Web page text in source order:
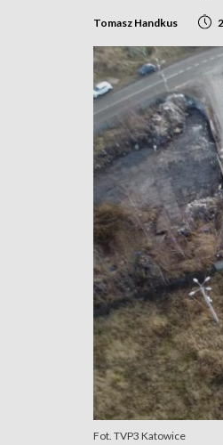
Tomasz Handkus
Fot. TVP3 Katowice